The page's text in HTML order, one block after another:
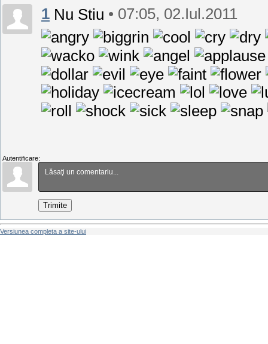
1 Nu Stiu • 07:05, 02.Iul.2011
Autentificare:
Trimite
Versiunea completa a site-ului